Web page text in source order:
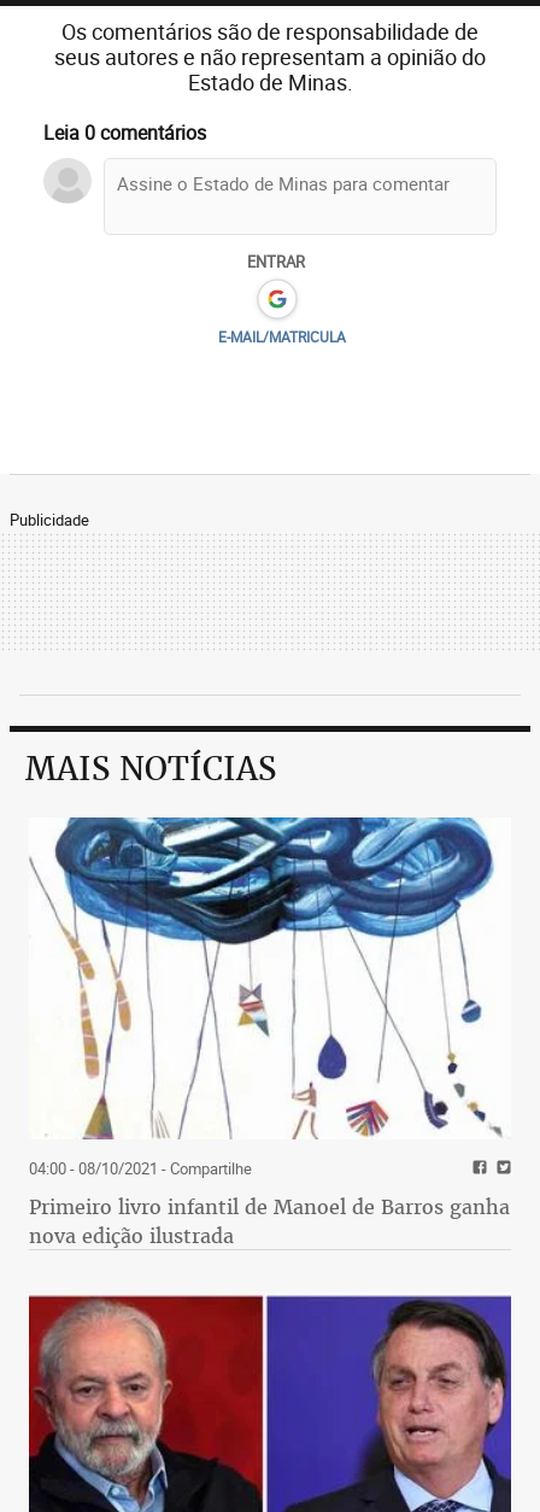
Os comentários são de responsabilidade de
seus autores e não representam a opinião do
Estado de Minas.
Leia 0 comentários
ENTRAR
E-MAIL/MATRICULA
Publicidade
MAIS NOTÍCIAS
04:00 - 08/10/2021 - Compartilhe
Primeiro livro infantil de Manoel de Barros ganha
nova edição ilustrada